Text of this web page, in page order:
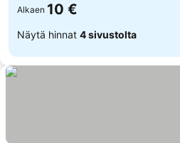
Alkaen 10 €
Näytä hinnat 4 sivustolta